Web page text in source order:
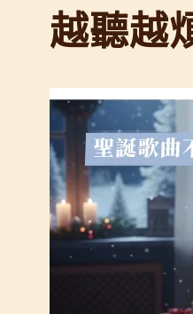
佛
黃
金
9
0
分
越聽越